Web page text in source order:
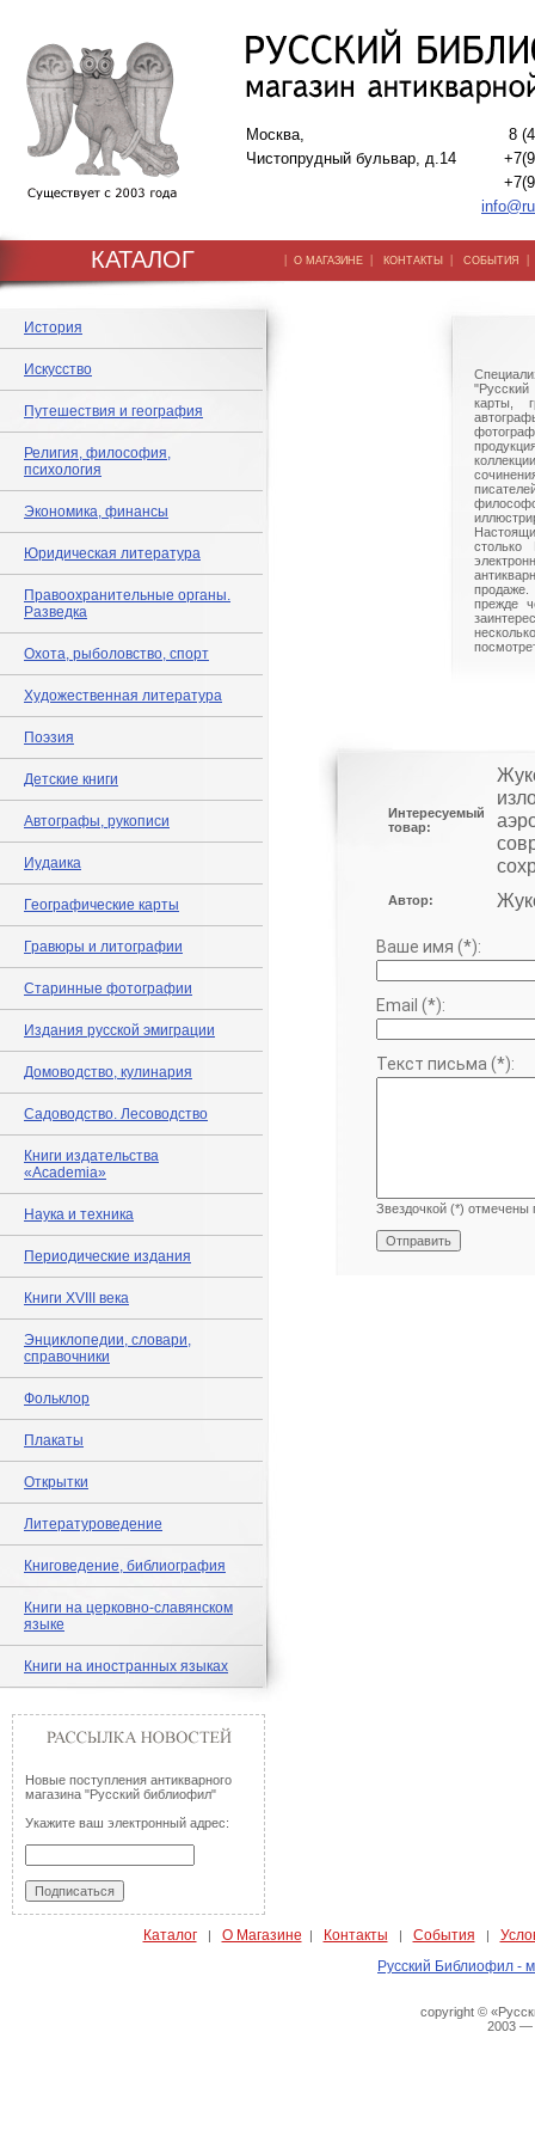
Москва,
Чистопрудный бульвар, д.14
8
КАТАЛОГ | О МАГАЗИНЕ | КОНТАКТЫ | СОБЫТИЯ
История
Искусство
Путешествия и география
Религия, философия,
психология
Экономика, финансы
Юридическая литература
Правоохранительные органы.
Разведка
Охота, рыболовство, спорт
Художественная литература
Поэзия
Детские книги
Автографы, рукописи
Иудаика
Географические карты
Гравюры и литографии
Старинные фотографии
Издания русской эмиграции
Домоводство, кулинария
Садоводство. Лесоводство
Книги издательства
«Academia»
Наука и техника
Периодические издания
Книги XVIII века
Энциклопедии, словари,
справочники
Фольклор
Плакаты
Открытки
Литературоведение
Книговедение, библиография
Книги на церковно-славянском
языке
Книги на иностранных языках
Новые поступления антикварного
магазина "Русский библиофил"
Укажите ваш электронный адрес:
"Русский
карты,
столько
прежде
Интересуемый
товар:
Автор:
Ваше имя (*):
Email (*):
Текст письма (*):
Звездочкой (*) отмечены
Каталог| О Магазине | Контакты | События |
Русский Библиофил -
copyright ©
2003 —